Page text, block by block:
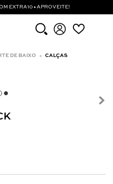
EXTRA10 • APROVEITE!
DE BAIXO CALÇAS